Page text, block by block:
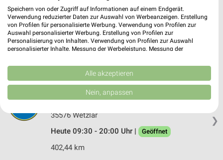
Tedi Wetzlar
Bahnhofstr. 19
35576 Wetzlar
Heute 09:00 - 20:00 Uhr | Geöffnet
402,74 km
❯
Tedi Wetzlar
35576 Wetzlar
Heute 09:30 - 20:00 Uhr |
Geöffnet
402,44 km
Speichern von oder Zugriff auf Informationen auf einem Endgerät.
Verwendung reduzierter Daten zur Auswahl von Werbeanzeigen. Erstellung
von Profilen für personalisierte Werbung. Verwendung von Profilen zur
Auswahl personalisierter Werbung. Erstellung von Profilen zur
Personalisierung von Inhalten. Verwendung von Profilen zur Auswahl
personalisierter Inhalte. Messung der Werbeleistung. Messung der
Kombinationen von Daten aus verschiedenen Quellen. Entwicklung und
Verbesserung der Angebote. Verwendung reduzierter Daten zur Auswahl
von Inhalten.
Daten können außerhalb der Europäischen Union weitergegeben und in die
Website/App.
Partnerliste anzeigen (1 IAB-Anbieter)
IAB-Verarbeitungszwecke:
Alle akzeptieren
Nein, anpassen